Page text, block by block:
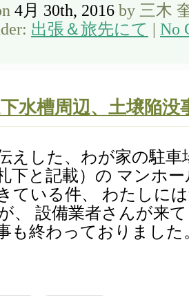
4月 30th, 2016 by 三木
出張＆旅先にて | No
水槽周辺、土壌陥没
えした、わが家の駐車
下と記載）の マンホ
ている件、 わたしに
、 設備業者さんが来
も終わっておりまし